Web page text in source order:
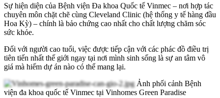
Sự hiện diện của Bệnh viện Đa khoa Quốc tế Vinmec – nơi hợp tác
chuyên môn chặt chẽ cùng Cleveland Clinic (hệ thống y tế hàng đầu
Hoa Kỳ) – chính là bảo chứng cao nhất cho chất lượng chăm sóc
sức khỏe.
Đối với người cao tuổi, việc được tiếp cận với các phác đồ điều trị
tiên tiến nhất thế giới ngay tại nơi mình sinh sống là sự an tâm vô
giá mà hiếm dự án nào có thể mang lại.
Ảnh phối cảnh Bệnh
viện đa khoa quốc tế Vinmec tại Vinhomes Green Paradise